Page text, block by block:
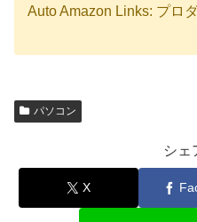
Auto Amazon Links: プロ
パソコン
シェ
X